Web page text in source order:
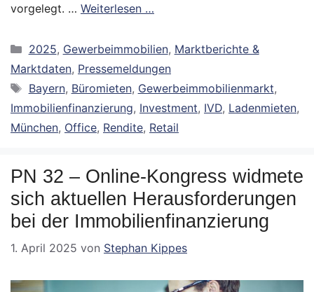
vorgelegt. … Weiterlesen …
Kategorien
2025, Gewerbeimmobilien, Marktberichte &
Marktdaten, Pressemeldungen
Schlagwörter
Bayern, Büromieten, Gewerbeimmobilienmarkt,
Immobilienfinanzierung, Investment, IVD, Ladenmieten,
München, Office, Rendite, Retail
PN 32 – Online-Kongress widmete
sich aktuellen Herausforderungen
bei der Immobilienfinanzierung
1. April 2025 von Stephan Kippes